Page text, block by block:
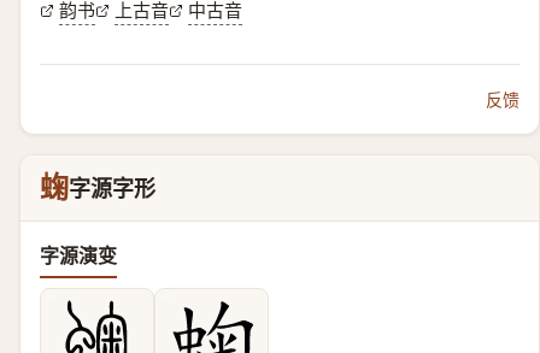
韵书 上古音 中古音
反馈
䗇字源字形
字源演变